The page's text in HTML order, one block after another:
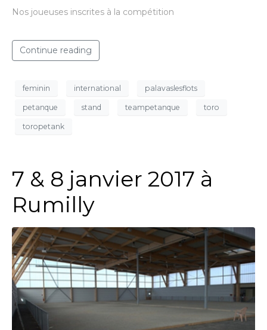
Nos joueuses inscrites à la compétition
Continue reading
feminin international palavaslesflots
petanque stand teampetanque toro
toropetank
7 & 8 janvier 2017 à
Rumilly